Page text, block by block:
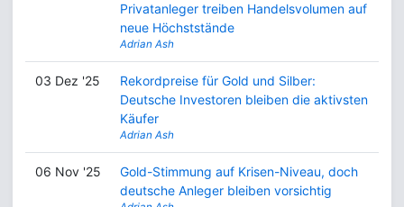
Privatanleger treiben Handelsvolumen auf
neue Höchststände
Adrian Ash
03 Dez '25
Rekordpreise für Gold und Silber:
Deutsche Investoren bleiben die aktivsten
Käufer
Adrian Ash
06 Nov '25
Gold-Stimmung auf Krisen-Niveau, doch
deutsche Anleger bleiben vorsichtig